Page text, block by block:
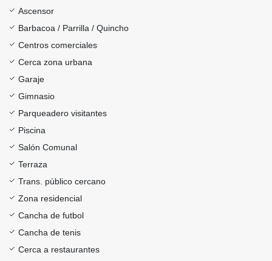
Ascensor
Barbacoa / Parrilla / Quincho
Centros comerciales
Cerca zona urbana
Garaje
Gimnasio
Parqueadero visitantes
Piscina
Salón Comunal
Terraza
Trans. público cercano
Zona residencial
Cancha de futbol
Cancha de tenis
Cerca a restaurantes